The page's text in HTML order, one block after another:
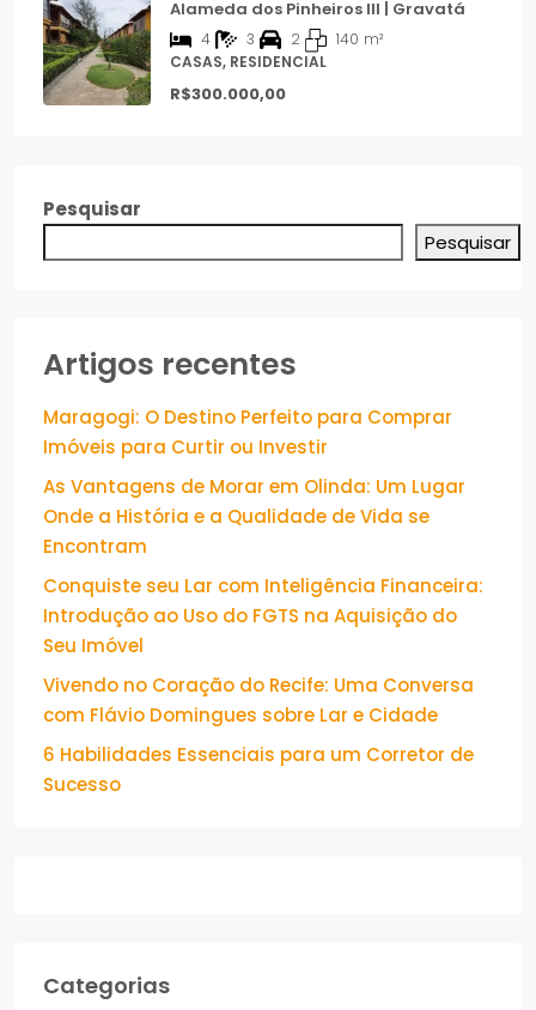
Alameda dos Pinheiros III | Gravatá
4 3 2 140 m²
CASAS, RESIDENCIAL
R$300.000,00
Pesquisar
Pesquisar
Artigos recentes
Maragogi: O Destino Perfeito para Comprar
Imóveis para Curtir ou Investir
As Vantagens de Morar em Olinda: Um Lugar
Onde a História e a Qualidade de Vida se
Encontram
Conquiste seu Lar com Inteligência Financeira:
Introdução ao Uso do FGTS na Aquisição do
Seu Imóvel
Vivendo no Coração do Recife: Uma Conversa
com Flávio Domingues sobre Lar e Cidade
6 Habilidades Essenciais para um Corretor de
Sucesso
Categorias